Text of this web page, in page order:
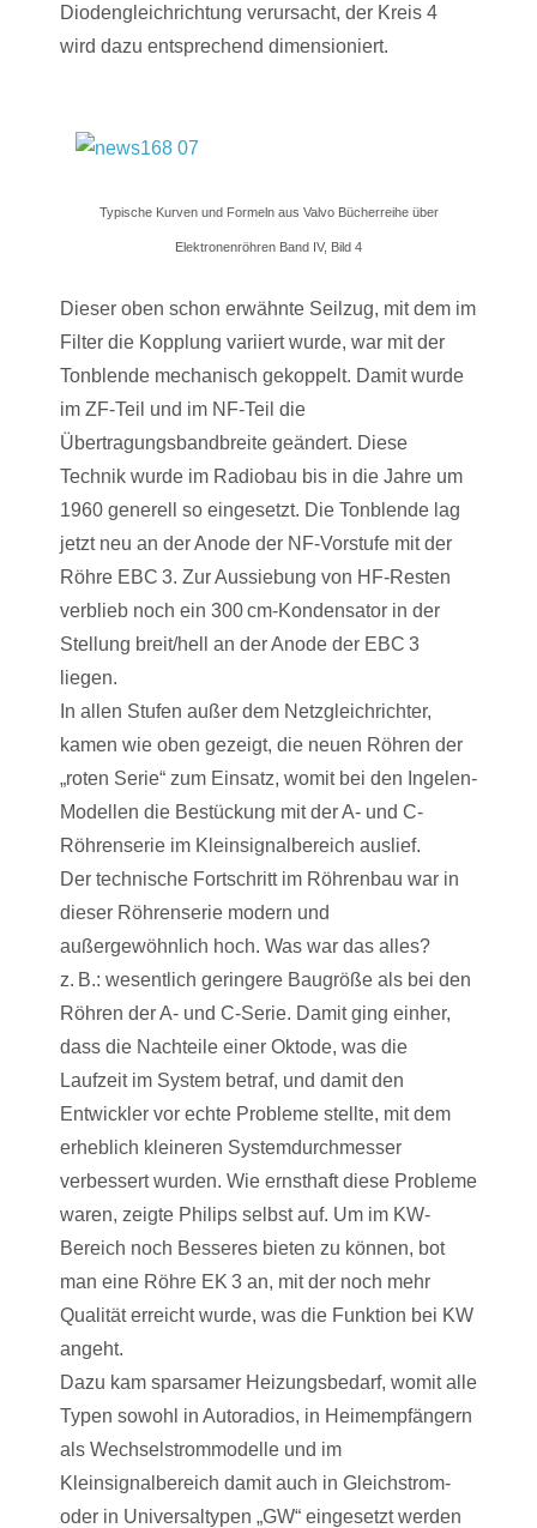
Diodengleichrichtung verursacht, der Kreis 4
wird dazu entsprechend dimensioniert.
Typische Kurven und Formeln aus Valvo Bücherreihe über
Elektronenröhren Band IV, Bild 4
Dieser oben schon erwähnte Seilzug, mit dem im
Filter die Kopplung variiert wurde, war mit der
Tonblende mechanisch gekoppelt. Damit wurde
im ZF-Teil und im NF-Teil die
Übertragungsbandbreite geändert. Diese
Technik wurde im Radiobau bis in die Jahre um
1960 generell so eingesetzt. Die Tonblende lag
jetzt neu an der Anode der NF-Vorstufe mit der
Röhre EBC 3. Zur Aussiebung von HF-Resten
verblieb noch ein 300 cm-Kondensator in der
Stellung breit/hell an der Anode der EBC 3
liegen.
In allen Stufen außer dem Netzgleichrichter,
kamen wie oben gezeigt, die neuen Röhren der
„roten Serie“ zum Einsatz, womit bei den Ingelen-
Modellen die Bestückung mit der A- und C-
Röhrenserie im Kleinsignalbereich auslief.
Der technische Fortschritt im Röhrenbau war in
dieser Röhrenserie modern und
außergewöhnlich hoch. Was war das alles?
z. B.: wesentlich geringere Baugröße als bei den
Röhren der A- und C-Serie. Damit ging einher,
dass die Nachteile einer Oktode, was die
Laufzeit im System betraf, und damit den
Entwickler vor echte Probleme stellte, mit dem
erheblich kleineren Systemdurchmesser
verbessert wurden. Wie ernsthaft diese Probleme
waren, zeigte Philips selbst auf. Um im KW-
Bereich noch Besseres bieten zu können, bot
man eine Röhre EK 3 an, mit der noch mehr
Qualität erreicht wurde, was die Funktion bei KW
angeht.
Dazu kam sparsamer Heizungsbedarf, womit alle
Typen sowohl in Autoradios, in Heimempfängern
als Wechselstrommodelle und im
Kleinsignalbereich damit auch in Gleichstrom-
oder in Universaltypen „GW“ eingesetzt werden